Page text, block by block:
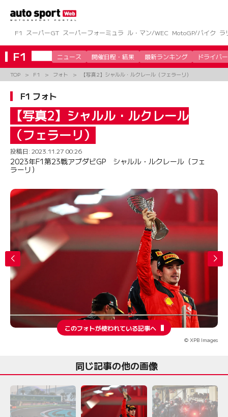
ツ
へ
ス
キ
ッ
F1 スーパーGT スーパーフォーミュラ ル・マン/WEC MotoGP/バイク ラ
F1 ニュース 開催日程・結果 最新ランキング ドライバー
TOP F1 フォト 【写真2】シャルル・ルクレール（フェラーリ）
F1 フォト
【写真2】シャルル・ルクレール
（フェラーリ）
投稿日: 2023.11.27 00:26
2023年F1第23戦アブダビGP シャルル・ルクレール（フェ
ラーリ）
このフォトが使われている記事へ
© XPB Images
同じ記事の他の画像